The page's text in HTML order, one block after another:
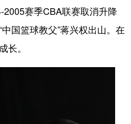
赛季CBA联赛取消升降
国篮球教父”蒋兴权出山。在
长。